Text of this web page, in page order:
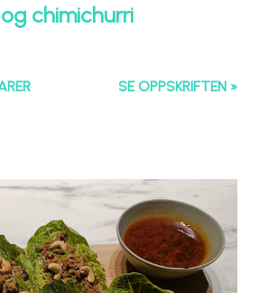
chimichurri
SE OPPSKRIFTEN »